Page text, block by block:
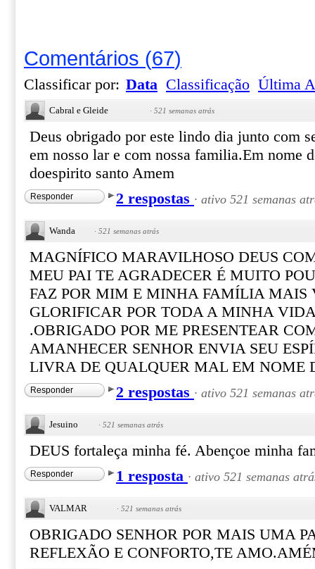
Comentários (67)
Classificar por: Data Classificação Última
Cabral e Gleide · 521 semanas atrás
Deus obrigado por este lindo dia junto com
em nosso lar e com nossa familia.Em nome
doespirito santo Amem
Responder 2 respostas · ativo 521 semanas
Wanda · 521 semanas atrás
MAGNÍFICO MARAVILHOSO DEUS
MEU PAI TE AGRADECER É MUITO
FAZ POR MIM E MINHA FAMÍLIA MAIS
GLORIFICAR POR TODA A MINHA
.OBRIGADO POR ME PRESENTEAR
AMANHECER SENHOR ENVIA SEU
LIVRA DE QUALQUER MAL EM NOME
Responder 2 respostas · ativo 521 semanas
Jesuino · 521 semanas atrás
DEUS fortaleça minha fé. Abençoe minha
Responder 1 resposta · ativo 521 semanas
VALMAR · 521 semanas atrás
OBRIGADO SENHOR POR MAIS UMA
REFLEXÃO E CONFORTO,TE